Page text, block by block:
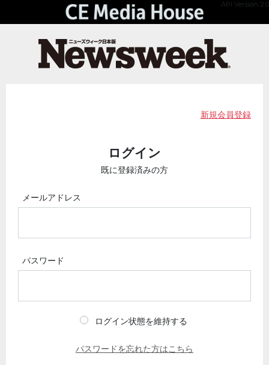
API Version 2.0
新規会員登録
ログイン
既に登録済みの方
メールアドレス
パスワード
ログイン状態を維持する
パスワードを忘れた方はこちら